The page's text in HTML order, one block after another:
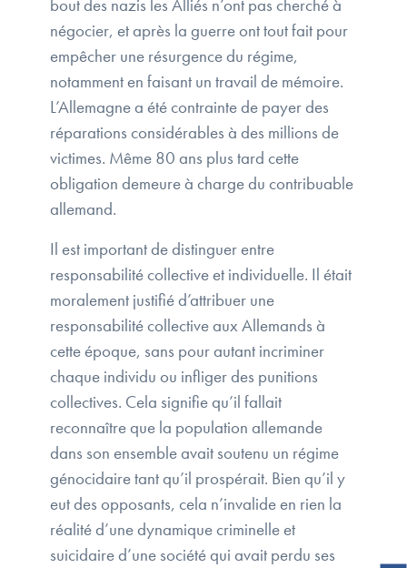
bout des nazis les Alliés n’ont pas cherché à
négocier, et après la guerre ont tout fait pour
empêcher une résurgence du régime,
notamment en faisant un travail de mémoire.
L’Allemagne a été contrainte de payer des
réparations considérables à des millions de
victimes. Même 80 ans plus tard cette
obligation demeure à charge du contribuable
allemand.
Il est important de distinguer entre
responsabilité collective et individuelle. Il était
moralement justifié d’attribuer une
responsabilité collective aux Allemands à
cette époque, sans pour autant incriminer
chaque individu ou infliger des punitions
collectives. Cela signifie qu’il fallait
reconnaître que la population allemande
dans son ensemble avait soutenu un régime
génocidaire tant qu’il prospérait. Bien qu’il y
eut des opposants, cela n’invalide en rien la
réalité d’une dynamique criminelle et
suicidaire d’une société qui avait perdu ses